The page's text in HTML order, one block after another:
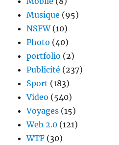
Musique (95)
NSFW(10)
Photo (40)
portfolio (2)
Publicité (237)
Sport (183)
Video (540)
Voyages (15)
Web 2.0 (121)
WTF (30)